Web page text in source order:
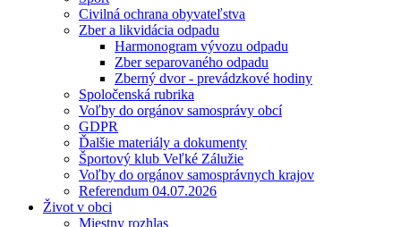
Civilná ochrana obyvateľstva
Zber a likvidácia odpadu
Harmonogram vývozu odpadu
Zber separovaného odpadu
Zberný dvor - prevádzkové hodiny
Spoločenská rubrika
Voľby do orgánov samosprávy obcí
GDPR
Ďalšie materiály a dokumenty
Športový klub Veľké Zálužie
Voľby do orgánov samosprávnych krajov
Referendum 04.07.2026
Život v obci
Miestny rozhlas